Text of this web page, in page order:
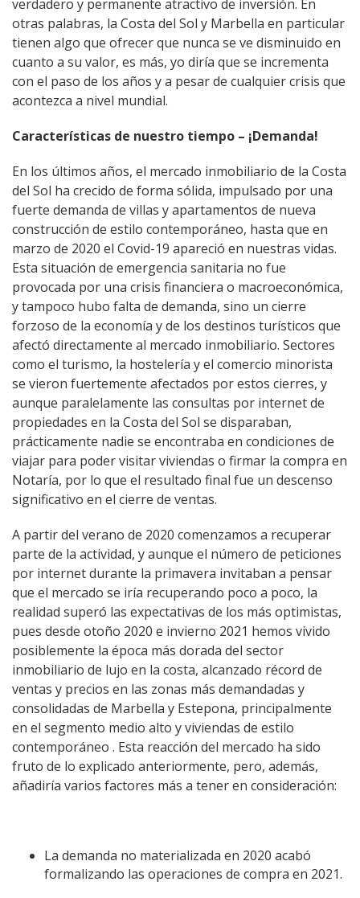
verdadero y permanente atractivo de inversión. En
otras palabras, la Costa del Sol y Marbella en particular
tienen algo que ofrecer que nunca se ve disminuido en
cuanto a su valor, es más, yo diría que se incrementa
con el paso de los años y a pesar de cualquier crisis que
acontezca a nivel mundial.
Características de nuestro tiempo – ¡Demanda!
En los últimos años, el mercado inmobiliario de la Costa
del Sol ha crecido de forma sólida, impulsado por una
fuerte demanda de villas y apartamentos de nueva
construcción de estilo contemporáneo, hasta que en
marzo de 2020 el Covid-19 apareció en nuestras vidas.
Esta situación de emergencia sanitaria no fue
provocada por una crisis financiera o macroeconómica,
y tampoco hubo falta de demanda, sino un cierre
forzoso de la economía y de los destinos turísticos que
afectó directamente al mercado inmobiliario. Sectores
como el turismo, la hostelería y el comercio minorista
se vieron fuertemente afectados por estos cierres, y
aunque paralelamente las consultas por internet de
propiedades en la Costa del Sol se disparaban,
prácticamente nadie se encontraba en condiciones de
viajar para poder visitar viviendas o firmar la compra en
Notaría, por lo que el resultado final fue un descenso
significativo en el cierre de ventas.
A partir del verano de 2020 comenzamos a recuperar
parte de la actividad, y aunque el número de peticiones
por internet durante la primavera invitaban a pensar
que el mercado se iría recuperando poco a poco, la
realidad superó las expectativas de los más optimistas,
pues desde otoño 2020 e invierno 2021 hemos vivido
posiblemente la época más dorada del sector
inmobiliario de lujo en la costa, alcanzado récord de
ventas y precios en las zonas más demandadas y
consolidadas de Marbella y Estepona, principalmente
en el segmento medio alto y viviendas de estilo
contemporáneo . Esta reacción del mercado ha sido
fruto de lo explicado anteriormente, pero, además,
añadiría varios factores más a tener en consideración:
La demanda no materializada en 2020 acabó
formalizando las operaciones de compra en 2021.